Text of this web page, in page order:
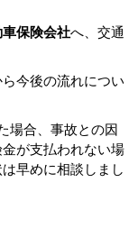
車保険会社へ、交通
今後の流れについ
場合、事故との因
が支払われない場
早めに相談しまし